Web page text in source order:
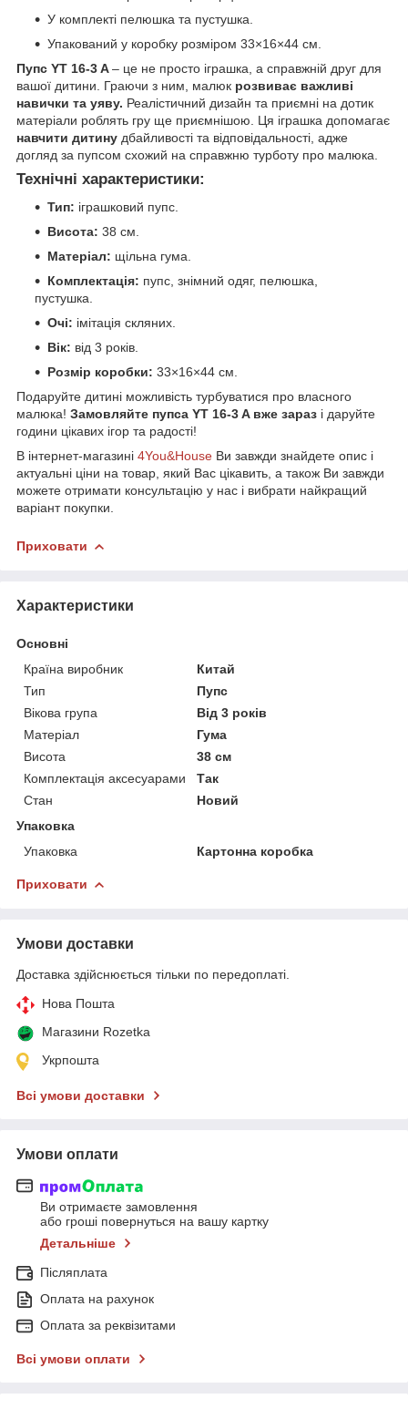
У комплекті пелюшка та пустушка.
Упакований у коробку розміром 33×16×44 см.
Пупс YT 16-3 A– це не просто іграшка, а справжній друг для
вашої дитини. Граючи з ним, малюк розвиває важливі
навички та уяву. Реалістичний дизайн та приємні на дотик
матеріали роблять гру ще приємнішою. Ця іграшка допомагає
навчити дитину дбайливості та відповідальності, адже
догляд за пупсом схожий на справжню турботу про малюка.
Технічні характеристики:
Тип: іграшковий пупс.
Висота: 38 см.
Матеріал: щільна гума.
Комплектація: пупс, знімний одяг, пелюшка,
пустушка.
Очі: імітація скляних.
Вік: від 3 років.
Розмір коробки: 33×16×44 см.
Подаруйте дитині можливість турбуватися про власного
малюка! Замовляйте пупса YT 16-3 A вже зараз і даруйте
години цікавих ігор та радості!
В інтернет-магазині 4You&House Ви завжди знайдете опис і
актуальні ціни на товар, який Вас цікавить, а також Ви завжди
можете отримати консультацію у нас і вибрати найкращий
варіант покупки.
Приховати
Характеристики
Основні
Країна виробник
Китай
Тип
Пупс
Вікова група
Від 3 років
Матеріал
Гума
Висота
38 см
Комплектація аксесуарами
Так
Стан
Новий
Упаковка
Упаковка
Картонна коробка
Приховати
Умови доставки
Доставка здійснюється тільки по передоплаті.
Нова Пошта
Магазини Rozetka
Укрпошта
Всі умови доставки
Умови оплати
Ви отримаєте замовлення
або гроші повернуться на вашу картку
Детальніше
Післяплата
Оплата на рахунок
Оплата за реквізитами
Всі умови оплати